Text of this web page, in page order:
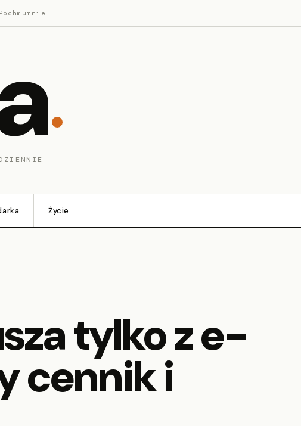
Pochmurnie
Życie
tylko z e-
cennik i